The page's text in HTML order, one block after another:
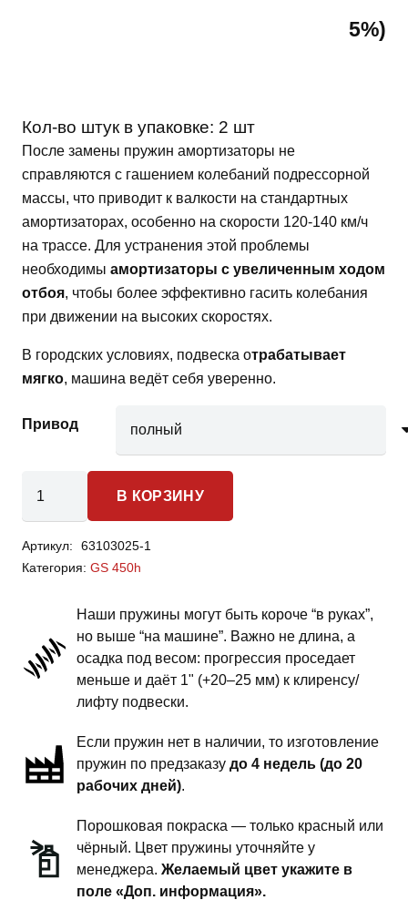
5%)
Кол-во штук в упаковке: 2 шт
После замены пружин амортизаторы не
справляются с гашением колебаний подрессорной
массы, что приводит к валкости на стандартных
амортизаторах, особенно на скорости 120-140 км/ч
на трассе. Для устранения этой проблемы
необходимы амортизаторы с увеличенным ходом
отбоя, чтобы более эффективно гасить колебания
при движении на высоких скоростях.
В городских условиях, подвеска отрабатывает
мягко, машина ведёт себя уверенно.
Привод
товара
450h
-
подвески
-
комфорт
(НЕ
амортизаторы)
В КОРЗИНУ
Артикул:
63103025-1
Категория: GS 450h
Наши пружины могут быть короче “в руках”,
но выше “на машине”. Важно не длина, а
осадка под весом: прогрессия проседает
меньше и даёт 1" (+20–25 мм) к клиренсу/
лифту подвески.
Если пружин нет в наличии, то изготовление
пружин по предзаказу до 4 недель (до 20
рабочих дней).
Порошковая покраска — только красный или
чёрный. Цвет пружины уточняйте у
менеджера. Желаемый цвет укажите в
поле «Доп. информация».